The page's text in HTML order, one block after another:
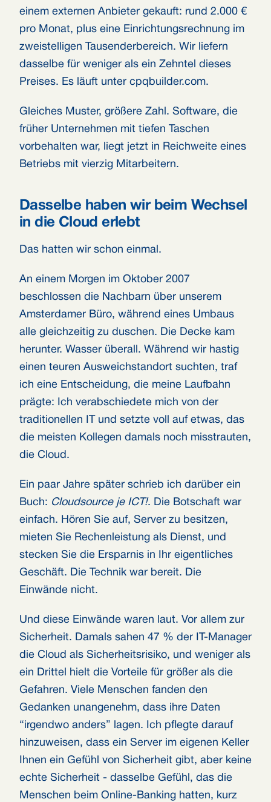
einem externen Anbieter gekauft: rund 2.000 €
pro Monat, plus eine Einrichtungsrechnung im
zweistelligen Tausenderbereich. Wir liefern
dasselbe für weniger als ein Zehntel dieses
Preises. Es läuft unter cpqbuilder.com.
Gleiches Muster, größere Zahl. Software, die
früher Unternehmen mit tiefen Taschen
vorbehalten war, liegt jetzt in Reichweite eines
Betriebs mit vierzig Mitarbeitern.
Dasselbe haben wir beim Wechsel
in die Cloud erlebt
Das hatten wir schon einmal.
An einem Morgen im Oktober 2007
beschlossen die Nachbarn über unserem
Amsterdamer Büro, während eines Umbaus
alle gleichzeitig zu duschen. Die Decke kam
herunter. Wasser überall. Während wir hastig
einen teuren Ausweichstandort suchten, traf
ich eine Entscheidung, die meine Laufbahn
prägte: Ich verabschiedete mich von der
traditionellen IT und setzte voll auf etwas, das
die meisten Kollegen damals noch misstrauten,
die Cloud.
Ein paar Jahre später schrieb ich darüber ein
Buch: Cloudsource je ICT!. Die Botschaft war
einfach. Hören Sie auf, Server zu besitzen,
mieten Sie Rechenleistung als Dienst, und
stecken Sie die Ersparnis in Ihr eigentliches
Geschäft. Die Technik war bereit. Die
Einwände nicht.
Und diese Einwände waren laut. Vor allem zur
Sicherheit. Damals sahen 47 % der IT-Manager
die Cloud als Sicherheitsrisiko, und weniger als
ein Drittel hielt die Vorteile für größer als die
Gefahren. Viele Menschen fanden den
Gedanken unangenehm, dass ihre Daten
“irgendwo anders” lagen. Ich pflegte darauf
hinzuweisen, dass ein Server im eigenen Keller
Ihnen ein Gefühl von Sicherheit gibt, aber keine
echte Sicherheit - dasselbe Gefühl, das die
Menschen beim Online-Banking hatten, kurz